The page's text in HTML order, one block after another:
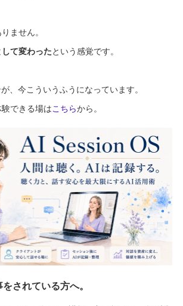
ません。
て変わったという感覚です。
、今こういうふうになっています。
できる場はこちらから。
されている方へ。